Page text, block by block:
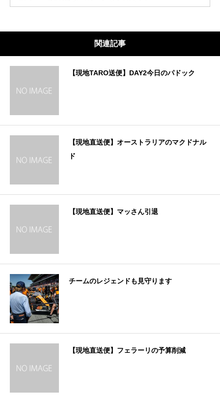
関連記事
【現地TARO送便】DAY2今日のパドック
【現地直送便】オーストラリアのマクドナル
ド
【現地直送便】マッさん引退
チームのレジェンドも見守ります
【現地直送便】フェラーリの予算削減